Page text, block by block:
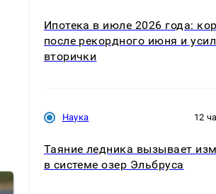
Ипотека в июле 2026 года:
после рекордного июня и
вторички
Наука 12
Таяние ледника вызывает
в системе озер Эльбруса